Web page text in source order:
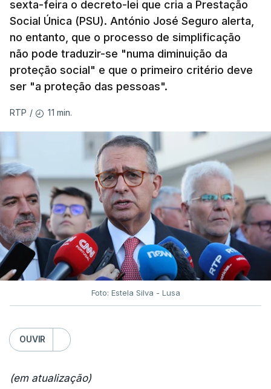
sexta-feira o decreto-lei que cria a Prestação
Social Única (PSU). António José Seguro alerta,
no entanto, que o processo de simplificação
não pode traduzir-se "numa diminuição da
proteção social" e que o primeiro critério deve
ser "a proteção das pessoas".
RTP / 11 min.
Foto: Estela Silva - Lusa
OUVIR
(em atualização)